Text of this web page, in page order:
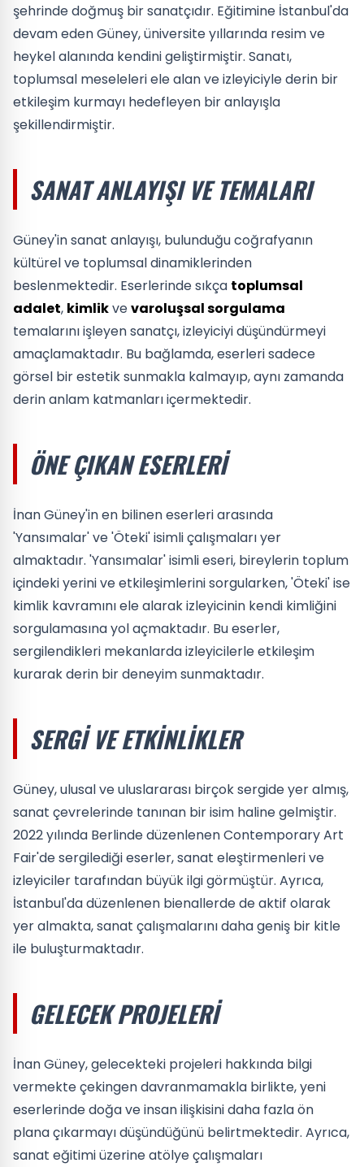
şehrinde doğmuş bir sanatçıdır. Eğitimine İstanbul'da
devam eden Güney, üniversite yıllarında resim ve
heykel alanında kendini geliştirmiştir. Sanatı,
toplumsal meseleleri ele alan ve izleyiciyle derin bir
etkileşim kurmayı hedefleyen bir anlayışla
şekillendirmiştir.
SANAT ANLAYIŞI VE TEMALARI
Güney'in sanat anlayışı, bulunduğu coğrafyanın
kültürel ve toplumsal dinamiklerinden
beslenmektedir. Eserlerinde sıkça toplumsal
adalet, kimlikvevaroluşsal sorgulama
temalarını işleyen sanatçı, izleyiciyi düşündürmeyi
amaçlamaktadır. Bu bağlamda, eserleri sadece
görsel bir estetik sunmakla kalmayıp, aynı zamanda
derin anlam katmanları içermektedir.
ÖNE ÇIKAN ESERLERI
İnan Güney'in en bilinen eserleri arasında
'Yansımalar' ve 'Öteki' isimli çalışmaları yer
almaktadır. 'Yansımalar' isimli eseri, bireylerin toplum
içindeki yerini ve etkileşimlerini sorgularken, 'Öteki' ise
kimlik kavramını ele alarak izleyicinin kendi kimliğini
sorgulamasına yol açmaktadır. Bu eserler,
sergilendikleri mekanlarda izleyicilerle etkileşim
kurarak derin bir deneyim sunmaktadır.
SERGI VE ETKINLIKLER
Güney, ulusal ve uluslararası birçok sergide yer almış,
sanat çevrelerinde tanınan bir isim haline gelmiştir.
2022 yılında Berlinde düzenlenen Contemporary Art
Fair'de sergilediği eserler, sanat eleştirmenleri ve
izleyiciler tarafından büyük ilgi görmüştür. Ayrıca,
İstanbul'da düzenlenen bienallerde de aktif olarak
yer almakta, sanat çalışmalarını daha geniş bir kitle
ile buluşturmaktadır.
GELECEK PROJELERI
İnan Güney, gelecekteki projeleri hakkında bilgi
vermekte çekingen davranmamakla birlikte, yeni
eserlerinde doğa ve insan ilişkisini daha fazla ön
plana çıkarmayı düşündüğünü belirtmektedir. Ayrıca,
sanat eğitimi üzerine atölye çalışmaları